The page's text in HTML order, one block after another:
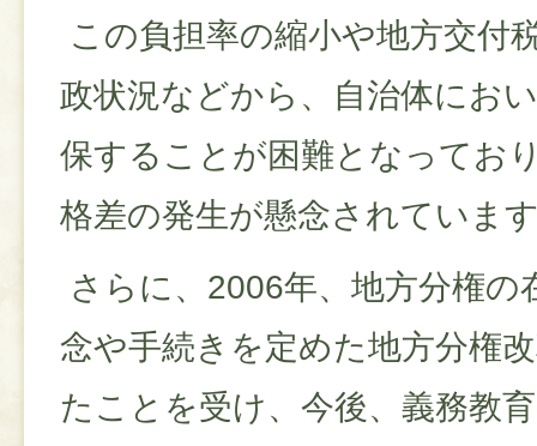
この負担率の縮小や地方交付
政状況などから、自治体にお
保することが困難となってお
格差の発生が懸念されていま
さらに、2006年、地方分権
念や手続きを定めた地方分権
たことを受け、今後、義務教